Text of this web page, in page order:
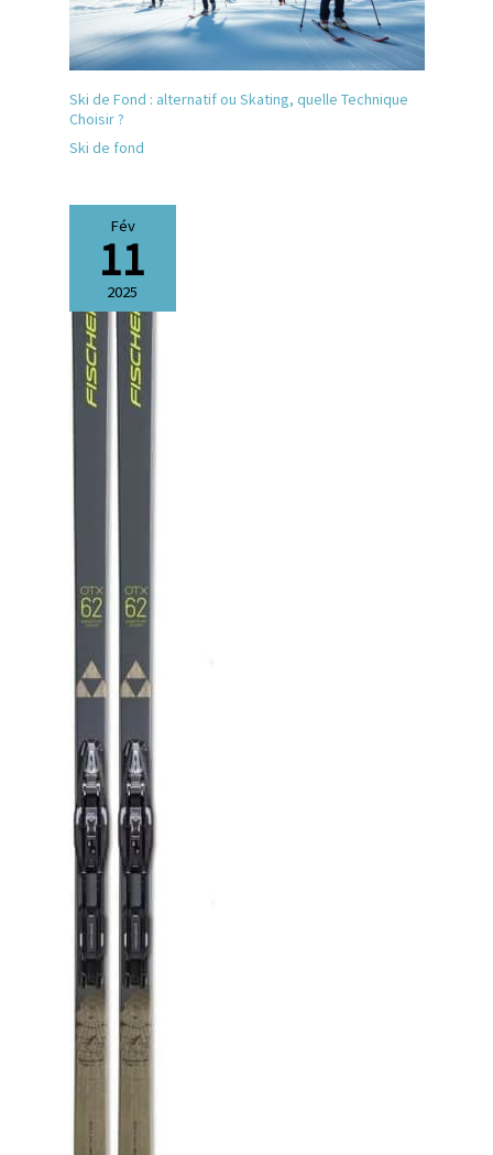
Ski de Fond : alternatif ou Skating, quelle Technique
Choisir ?
Ski de fond
Fév
11
2025